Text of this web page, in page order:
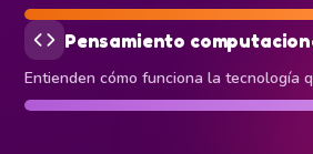
Pensamiento
Entienden cómo funciona la tecnología